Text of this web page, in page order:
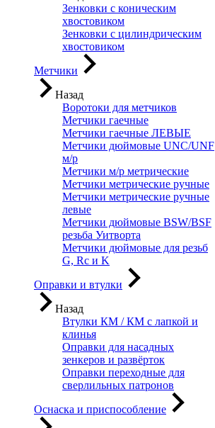
Зенковки с коническим
хвостовиком
Зенковки с цилиндрическим
хвостовиком
Метчики
Назад
Воротоки для метчиков
Метчики гаечные
Метчики гаечные ЛЕВЫЕ
Метчики дюймовые UNC/UNF
м/р
Метчики м/р метрические
Метчики метрические ручные
Метчики метрические ручные
левые
Метчики дюймовые BSW/BSF
резьба Уитворта
Метчики дюймовые для резьб
G, Rc и K
Оправки и втулки
Назад
Втулки КМ / КМ с лапкой и
клинья
Оправки для насадных
зенкеров и развёрток
Оправки переходные для
сверлильных патронов
Оснаска и приспособление